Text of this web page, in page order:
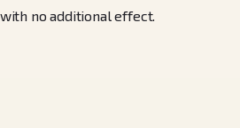
no additional effect.